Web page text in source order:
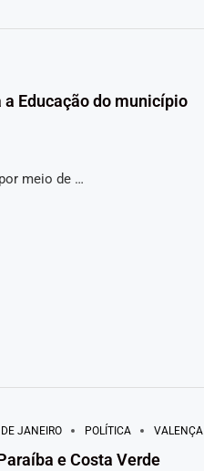
Educação do município
meio de …
DE JANEIRO POLÍTICA VALENÇA
e Costa Verde